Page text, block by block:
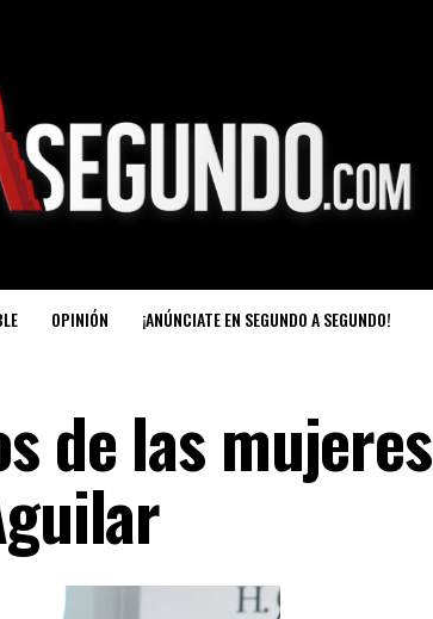
OPINIÓN ¡ANÚNCIATE EN SEGUNDO A SEGUNDO!
de las mujeres